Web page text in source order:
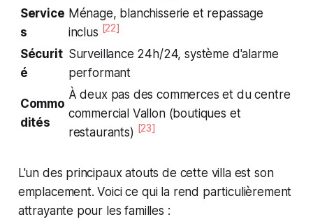
Service
s
Ménage, blanchisserie et repassage
inclus [22]
Sécurit
é
Surveillance 24h/24, système d'alarme
performant
Commo
dités
À deux pas des commerces et du centre
commercial Vallon (boutiques et
restaurants) [23]
L'un des principaux atouts de cette villa est son
emplacement. Voici ce qui la rend particulièrement
attrayante pour les familles :